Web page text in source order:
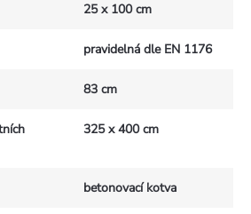
25 x 100 cm
pravidelná dle EN 1176
83 cm
325 x 400 cm
betonovací kotva